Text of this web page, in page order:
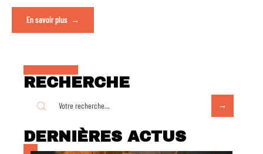
En savoir plus
RECHERCHE
DERNIÈRES ACTUS